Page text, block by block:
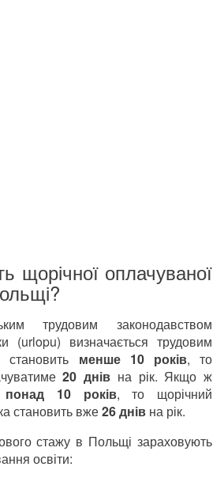
щорічної оплачуваної
трудовим законодавством
(urlopu) визначається трудовим
менше 10 років, то
20 днів на рік. Якщо ж
10 років, то щорічний
становить вже26 днів на рік.
стажу в Польщі зараховують
освіти: